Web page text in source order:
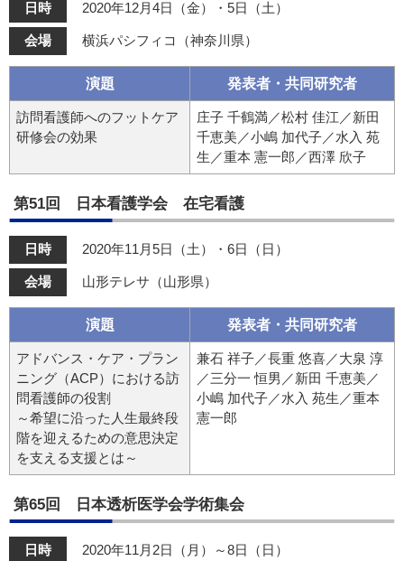
日時 2020年12月4日（金）・5日（土）
会場 横浜パシフィコ（神奈川県）
演題 発表者・共同研究者
訪問看護師へのフットケア
研修会の効果
庄子 千鶴満／松村 佳江／新田
千恵美／小嶋 加代子／水入 苑
生／重本 憲一郎／西澤 欣子
第51回 日本看護学会 在宅看護
日時 2020年11月5日（土）・6日（日）
会場 山形テレサ（山形県）
演題 発表者・共同研究者
アドバンス・ケア・プラン
ニング（ACP）における訪
問看護師の役割
～希望に沿った人生最終段
階を迎えるための意思決定
を支える支援とは～
兼石 祥子／長重 悠喜／大泉 淳
／三分一 恒男／新田 千恵美／
小嶋 加代子／水入 苑生／重本
憲一郎
第65回 日本透析医学会学術集会
日時 2020年11月2日（月）～8日（日）